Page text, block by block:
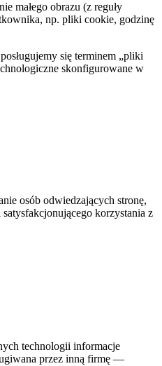
małego obrazu (z reguły
np. pliki cookie, godzinę
się terminem „pliki
skonfigurowane w
osób odwiedzających stronę,
korzystania z
technologii informacje
przez inną firmę —